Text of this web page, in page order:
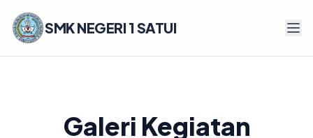
SMK NEGERI 1 SATUI
Galeri Kegiatan